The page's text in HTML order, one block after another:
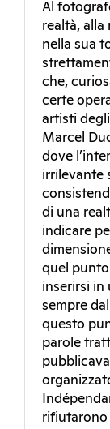
Al
realtà, alla
nella sua
che,
certe
artisti
Marcel
dove
irrilevante
di una
indicare
quel
inserirsi in
sempre
questo
parole
rifiutarono